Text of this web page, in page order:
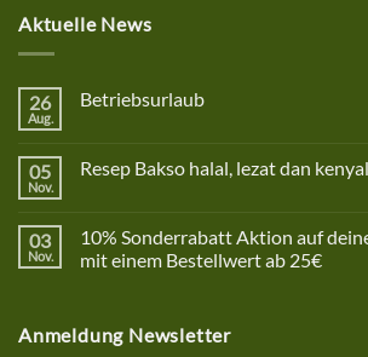
Aktuelle News
26
Aug.
Betriebsurlaub
Betriebsurlaub
05
Nov.
Resep Bakso halal, lezat dan kenyal
Resep
Bakso
halal,
03
Nov.
10% Sonderrabatt Aktion auf
mit einem Bestellwert ab 25€
10%
Sonderrabatt
Anmeldung Newsletter